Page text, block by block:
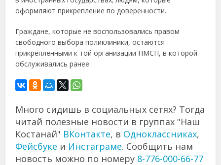
оформляют прикрепление по доверенности.
Граждане, которые не воспользовались правом
свободного выбора поликлиники, остаются
прикрепленными к той организации ПМСП, в которой
обслуживались ранее.
Много сидишь в социальных сетях? Тогда
читай полезные новости в группах "Наш
Костанай" ВКонтакте, в Одноклассниках,
Фейсбуке и Инстаграме. Сообщить нам
новость можно по номеру 8-776-000-66-77